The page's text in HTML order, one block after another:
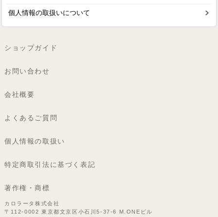
個人情報の取扱いについて
ショップガイド
お問い合わせ
会社概要
よくあるご質問
個人情報の取扱い
特定商取引法に基づく表記
著作権・商標
カロラータ株式会社
〒112-0002 東京都文京区小石川5-37-6 M.ONEビル